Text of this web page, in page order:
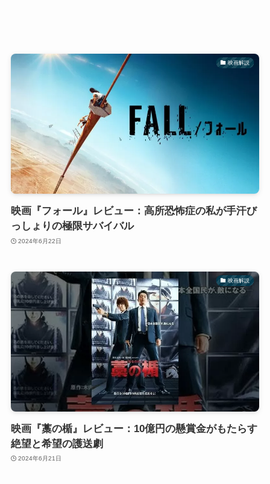
映画解説
映画『フォール』レビュー：高所恐怖症の私が手汗び
っしょりの極限サバイバル
2024年6月22日
映画解説
映画『藁の楯』レビュー：10億円の懸賞金がもたらす
絶望と希望の護送劇
2024年6月21日